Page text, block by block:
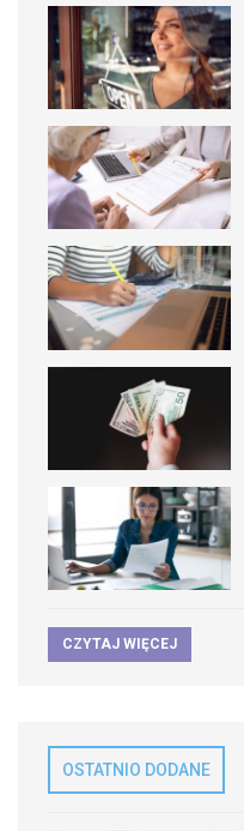
CZYTAJ WIĘCEJ
OSTATNIO DODANE